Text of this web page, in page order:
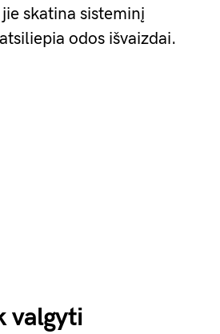
skatina sisteminį
odos išvaizdai.
valgyti